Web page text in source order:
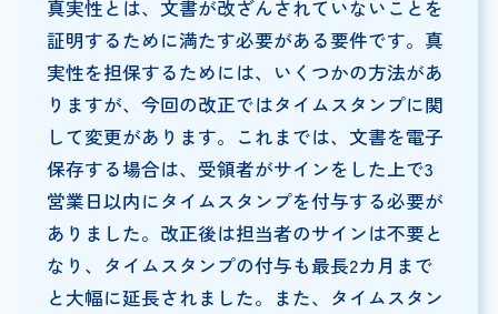
真実性とは、文書が改ざんされていないことを
証明するために満たす必要がある要件です。真
実性を担保するためには、いくつかの方法があ
りますが、今回の改正ではタイムスタンプに関
して変更があります。これまでは、文書を電子
保存する場合は、受領者がサインをした上で3
営業日以内にタイムスタンプを付与する必要が
ありました。改正後は担当者のサインは不要と
なり、タイムスタンプの付与も最長2カ月まで
と大幅に延長されました。また、タイムスタン